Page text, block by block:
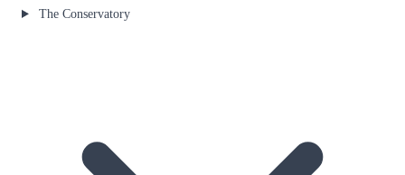
The Conservatory